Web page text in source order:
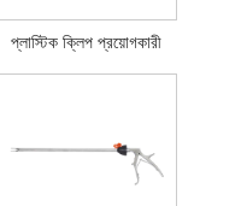
প্লাস্টিক ক্লিপ প্রয়োগকারী